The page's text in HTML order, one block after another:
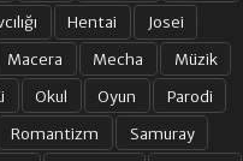
Hentai
Josei
Macera Mecha
Müzik
Okul Oyun
Parodi
Romantizm
Samuray